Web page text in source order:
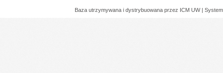
Baza utrzymywana i dystrybuowana przez ICM UW |